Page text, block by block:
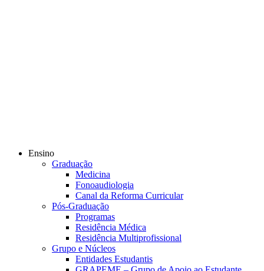
Ensino
Graduação
Medicina
Fonoaudiologia
Canal da Reforma Curricular
Pós-Graduação
Programas
Residência Médica
Residência Multiprofissional
Grupo e Núcleos
Entidades Estudantis